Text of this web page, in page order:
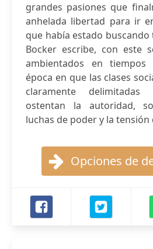
grandes pasiones que
anhelada libertad para ir
que había estado
Bocker escribe, con este
ambientados en tiempos
época en que las clases
claramente
ostentan la autoridad,
luchas de poder y la tensión
Opciones de